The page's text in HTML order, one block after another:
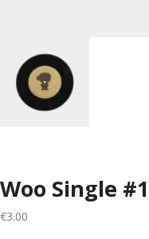
Woo Single #1
€3.00